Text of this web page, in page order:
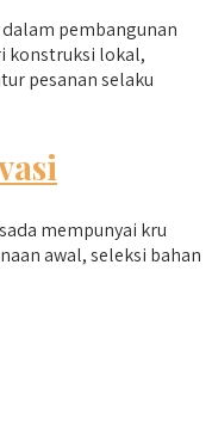
pembangunan
konstruksi lokal,
pesanan selaku
mempunyai kru
awal, seleksi bahan